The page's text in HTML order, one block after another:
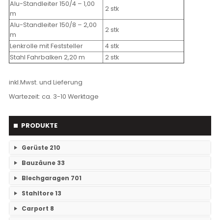
PRODUKTE
Gerüste 210
RAM- 1 Gerüst Breite 73 109
RAM-2 Gerüst Breite 70 101
Bauzäune 33
Einzelteile Bauzäune 7
Bauzäune SET 26
Blechgaragen 701
Einzelgaragen 89
Stahltore13
Keine Unterkategorien
Carport 8
Alu-Standleiter 150/4 – 1,00
m
2 stk
Alu-Standleiter 150/8 – 2,00
m
2 stk
Lenkrolle mit Feststeller
4 stk
Stahl Fahrbalken 2,20 m
2 stk
inkl.Mwst. und Lieferung
Wartezeit: ca. 3-10 Werktage